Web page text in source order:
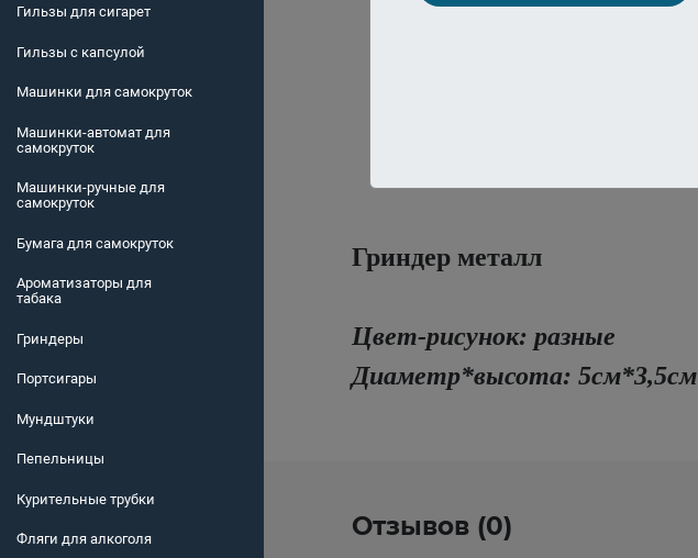
Гильзы для сигарет
Гильзы с капсулой
Машинки для самокруток
Машинки-автомат для
самокруток
Машинки-ручные для
самокруток
Бумага для самокруток
Ароматизаторы для
табака
Гриндеры
Портсигары
Мундштуки
Пепельницы
Курительные трубки
Фляги для алкоголя
Гриндер металл
Цвет-рисунок: разные
Диаметр*высота: 5см*3,5см
Отзывов (0)